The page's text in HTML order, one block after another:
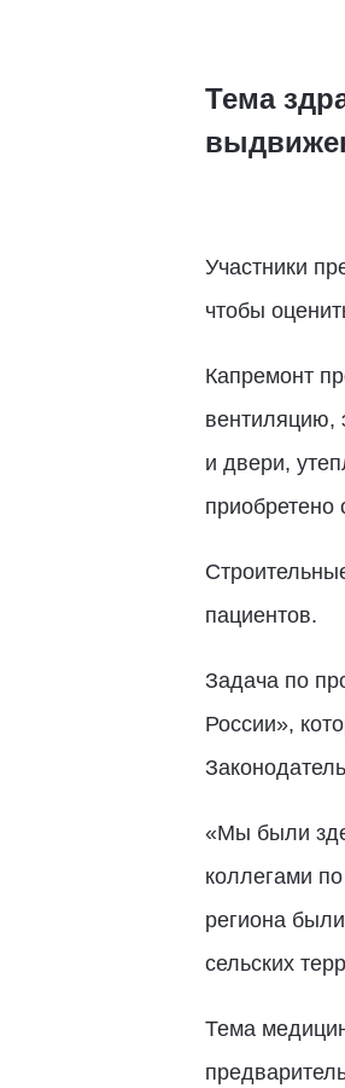
Тема
Участники
чтобы
Капремонт
вентиляцию,
и двери,
приобретено
пациентов.
Задача по
России»,
«Мы были
коллегами
региона
сельских
Тема